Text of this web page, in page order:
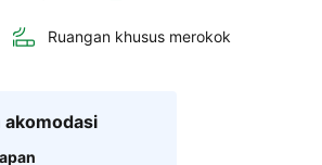
Ruangan khusus merokok
akomodasi